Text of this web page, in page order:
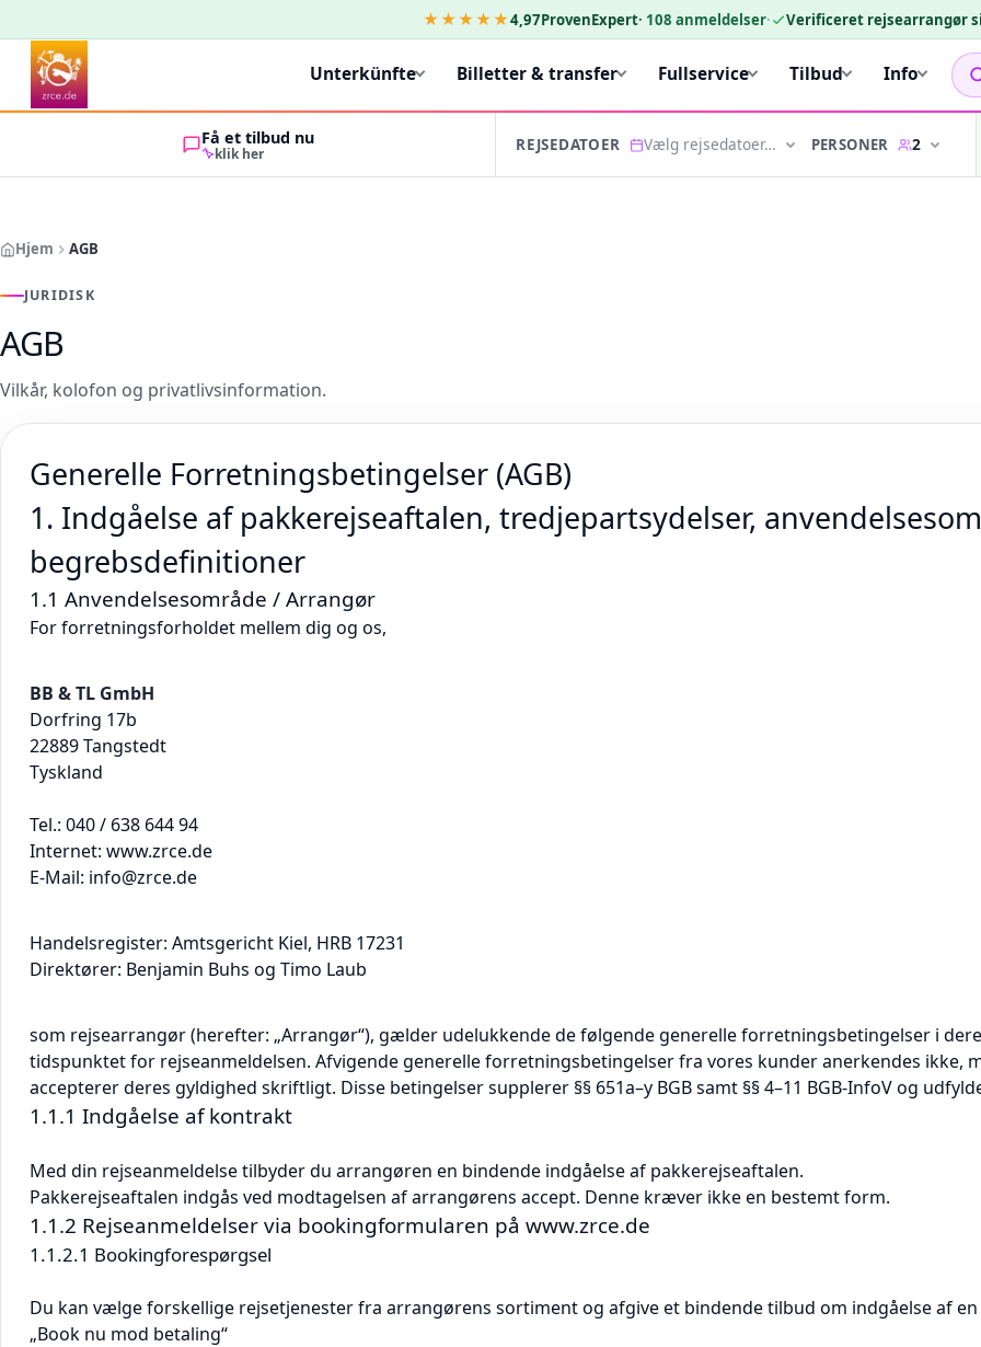
★★★★★4,97ProvenExpert· 108 anmeldelser· Verificeret rejsearrangør
Unterkünfte Billetter & transfer Fullservice Tilbud Info
Få et tilbud nu
klik her REJSEDATOER Vælg rejsedatoer… PERSONER 2
Hjem AGB
JURIDISK
AGB
Vilkår, kolofon og privatlivsinformation.
Generelle Forretningsbetingelser (AGB)
1. Indgåelse af pakkerejseaftalen, tredjepartsydelser,
begrebsdefinitioner
1.1 Anvendelsesområde / Arrangør
For forretningsforholdet mellem dig og os,
BB & TL GmbH
Dorfring 17b
22889 Tangstedt
Tyskland
Tel.: 040 / 638 644 94
Internet: www.zrce.de
E-Mail: info@zrce.de
Handelsregister: Amtsgericht Kiel, HRB 17231
Direktører: Benjamin Buhs og Timo Laub
som rejsearrangør (herefter: „Arrangør“), gælder udelukkende de følgende generelle forretningsbetingelser i
tidspunktet for rejseanmeldelsen. Afvigende generelle forretningsbetingelser fra vores kunder anerkendes ikke,
accepterer deres gyldighed skriftligt. Disse betingelser supplerer §§ 651a–y BGB samt §§ 4–11 BGB-InfoV og
1.1.1 Indgåelse af kontrakt
Med din rejseanmeldelse tilbyder du arrangøren en bindende indgåelse af pakkerejseaftalen.
Pakkerejseaftalen indgås ved modtagelsen af arrangørens accept. Denne kræver ikke en bestemt form.
1.1.2 Rejseanmeldelser via bookingformularen på www.zrce.de
1.1.2.1 Bookingforespørgsel
Du kan vælge forskellige rejsetjenester fra arrangørens sortiment og afgive et bindende tilbud om indgåelse af
„Book nu mod betaling“